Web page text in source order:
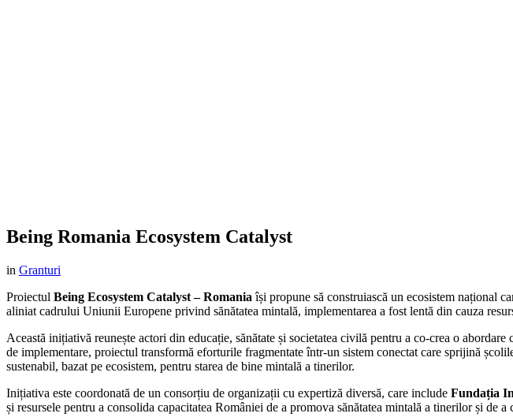
Being Romania Ecosystem Catalyst
in Granturi
Proiectul Being Ecosystem Catalyst – Romania își propune să construiască un ecosistem național
aliniat cadrului Uniunii Europene privind sănătatea mintală, implementarea a fost lentă din cauza
Această inițiativă reunește actori din educație, sănătate și societatea civilă pentru a co-crea o
de implementare, proiectul transformă eforturile fragmentate într-un sistem conectat care sprijină
sustenabil, bazat pe ecosistem, pentru starea de bine mintală a tinerilor.
Inițiativa este coordonată de un consorțiu de organizații cu expertiză diversă, care include Fundația
și resursele pentru a consolida capacitatea României de a promova sănătatea mintală a tinerilor și de